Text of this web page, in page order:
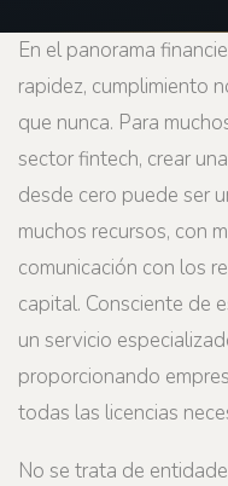
En el panorama
rapidez, cumplimiento
que nunca. Para
sector fintech, crear
desde cero puede ser
muchos recursos, con
comunicación con los
capital. Consciente de
un servicio
proporcionando
todas las licencias
No se trata de